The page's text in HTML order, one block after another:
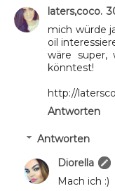
laters,coco.
mich würde
oil
wäre super,
könntest!
http://
Antworten
Antworten
Diorella
Mach ich :)